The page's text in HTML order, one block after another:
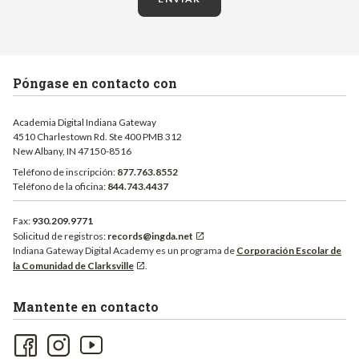
Póngase en contacto con
Academia Digital Indiana Gateway
4510 Charlestown Rd. Ste 400 PMB 312
New Albany, IN 47150-8516
Teléfono de inscripción: 877.763.8552
Teléfono de la oficina: 844.743.4437
Fax: 930.209.9771
Solicitud de registros: records@ingda.net
Indiana Gateway Digital Academy es un programa de Corporación Escolar de
la Comunidad de Clarksville
.
Mantente en contacto